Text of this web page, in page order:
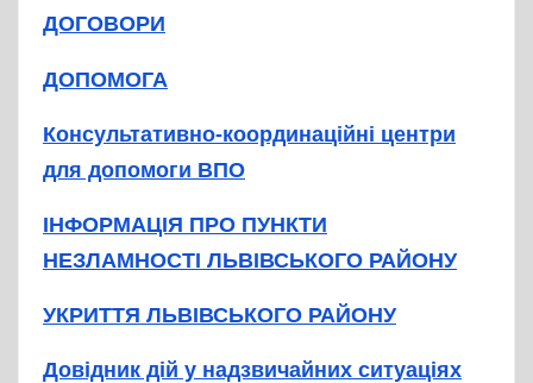
ДОГОВОРИ
ДОПОМОГА
Консультативно-координаційні центри
для допомоги ВПО
ІНФОРМАЦІЯ ПРО ПУНКТИ
НЕЗЛАМНОСТІ ЛЬВІВСЬКОГО РАЙОНУ
УКРИТТЯ ЛЬВІВСЬКОГО РАЙОНУ
Довідник дій у надзвичайних ситуаціях